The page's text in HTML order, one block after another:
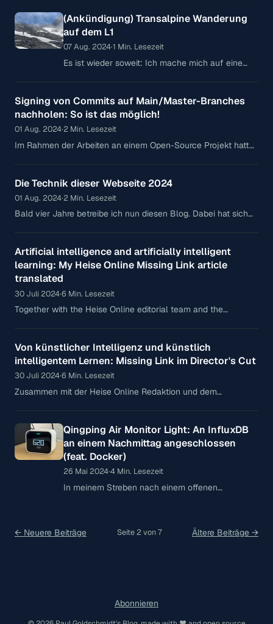
(Ankündigung) Transalpine Wanderung
auf dem L1
07 Aug. 2024·1 Min. Lesezeit
Es ist wieder soweit: Ich mache mich auf eine
mich auf dem L1
Signing von Commits auf Main/Master-Branches
nachholen: So ist das möglich!
01 Aug. 2024·2 Min. Lesezeit
Im Rahmen der Arbeiten an einem Open-Source Projekt hatte
Die Technik dieser Webseite 2024
01 Aug. 2024·2 Min. Lesezeit
Bald vier Jahre betreibe ich nun diesen Blog. Dabei hat sich
Artificial intelligence and artificially intelligent
learning: My Heise Online Missing Link article
translated
30 Juli 2024·6 Min. Lesezeit
Together with the Heise Online editorial team and the
online magazines. This is the translated version of the German
Article.
Von künstlicher Intelligenz und künstlich
intelligentem Lernen: Missing Link im Director's Cut
30 Juli 2024·6 Min. Lesezeit
Zusammen mit der Heise Online Redaktion und dem
Magazine des Landes zu schreiben. Wie das so üblich ist,
wurde vor der endgültigen Veröffentlichung noch etwas der
Text gekürzt. Hier der Text
Qingping Air Monitor Light: An InfluxDB
an einem Nachmittag angeschlossen
(feat. Docker)
26 Mai 2024·4 Min. Lesezeit
In meinem Streben nach einem offenen
Einfall: Nachdem ich mit der OSAMD-Messstation
eine eigene Luftqualitätsmesstation bereits
← Neuere Beiträge Seite 2 von 7 Ältere Beiträge →
Abonnieren